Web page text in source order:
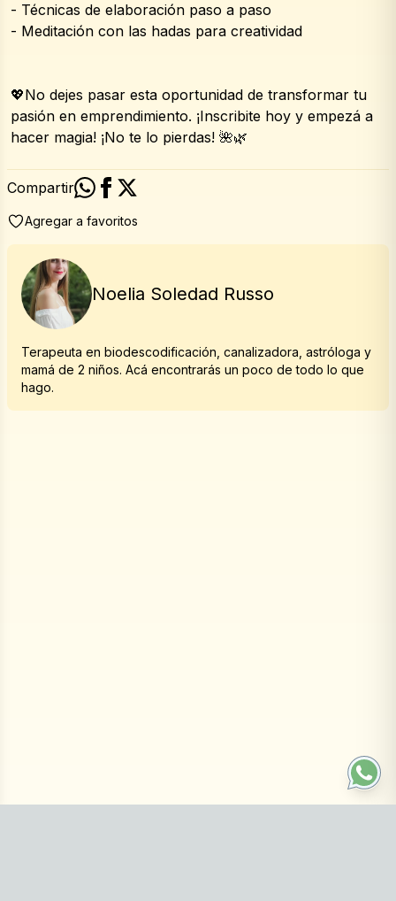
- Técnicas de elaboración paso a paso
- Meditación con las hadas para creatividad
💖No dejes pasar esta oportunidad de transformar tu
pasión en emprendimiento. ¡Inscribite hoy y empezá a
hacer magia! ¡No te lo pierdas! 🌺🌿
Compartir
Agregar a favoritos
Noelia Soledad Russo
Terapeuta en biodescodificación, canalizadora, astróloga y
mamá de 2 niños. Acá encontrarás un poco de todo lo que
hago.